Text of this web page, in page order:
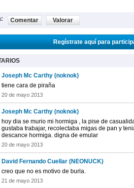
Comentar Valorar
Regístrate aquí para
Joseph Mc Carthy (noknok)
tiene cara de piraña
20 de mayo 2013
Joseph Mc Carthy (noknok)
hoy dia se murio mi hormiga , la pise de
gustaba trabajar, recolectaba migas de pan y
descance hormiga. digna de emular
20 de mayo 2013
David Fernando Cuellar (NEONUCK)
creo que no es motivo de burla.
21 de mayo 2013